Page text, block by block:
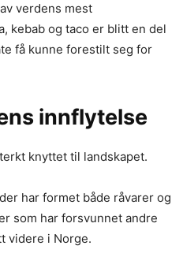
verdens mest
kebab og taco er blitt en del
få kunne forestilt seg for
innflytelse
knyttet til landskapet.
har formet både råvarer og
som har forsvunnet andre
videre i Norge.